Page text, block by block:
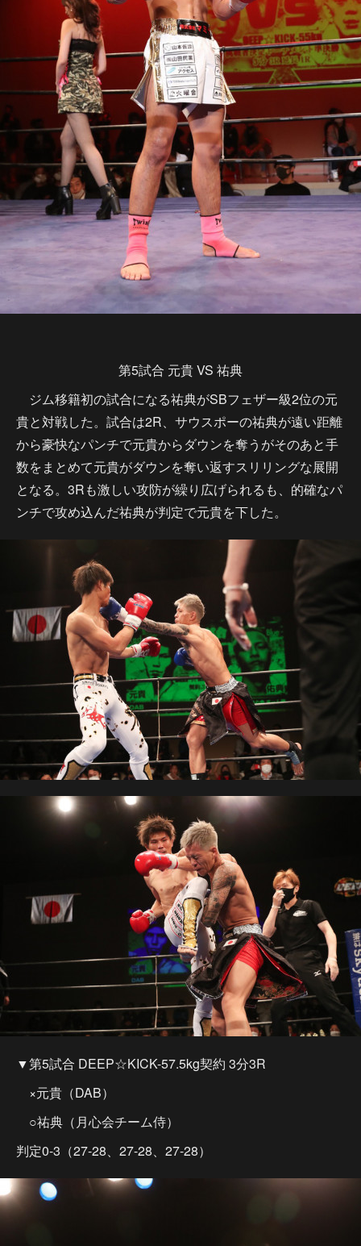
第5試合 元貴 VS 祐典
ジム移籍初の試合になる祐典がSBフェザー級2位の元
貴と対戦した。試合は2R、サウスポーの祐典が遠い距離
から豪快なパンチで元貴からダウンを奪うがそのあと手
数をまとめて元貴がダウンを奪い返すスリリングな展開
となる。3Rも激しい攻防が繰り広げられるも、的確なパ
ンチで攻め込んだ祐典が判定で元貴を下した。
▼第5試合 DEEP☆KICK-57.5kg契約 3分3R
×元貴（DAB）
○祐典（月心会チーム侍）
判定0-3（27-28、27-28、27-28）